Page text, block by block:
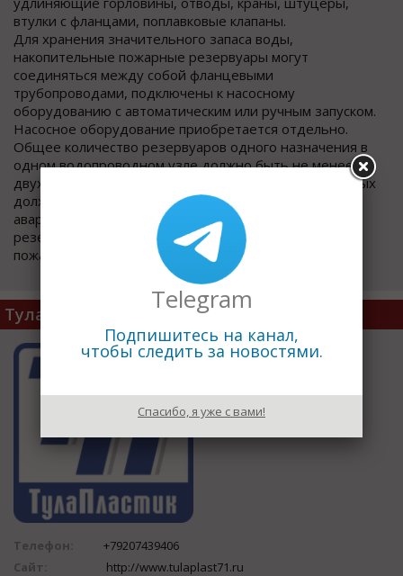
втулки с фланцами, поплавковые клапаны.
Для хранения значительного запаса воды,
накопительные пожарные резервуары могут
соединяться между собой фланцевыми
трубопроводами, подключены к насосному
оборудованию с автоматическим или ручным запуском.
Насосное оборудование приобретается отдельно.
Общее количество резервуаров одного назначения в
одном водопроводном узле должно быть не менее
двух. При выключении одного резервуара в остальных
должно храниться не менее 50 % пожарного и
аварийного объемов воды. Устройство одного
резервуара допускается в случае отсутствия в нем
пожарного и аварийного объемов.
ТулаПластик
Телефон:
+79207439406
Сайт:
http://www.tulaplast71.ru
Telegram
Подпишитесь на канал,
чтобы следить за новостями.
Спасибо, я уже с вами!